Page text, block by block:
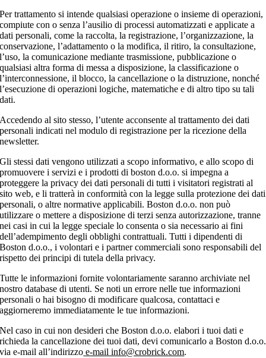
Per trattamento si intende qualsiasi operazione o insieme di operazioni,
compiute con o senza l’ausilio di processi automatizzati e applicate a
dati personali, come la raccolta, la registrazione, l’organizzazione, la
conservazione, l’adattamento o la modifica, il ritiro, la consultazione,
l’uso, la comunicazione mediante trasmissione, pubblicazione o
qualsiasi altra forma di messa a disposizione, la classificazione o
l’interconnessione, il blocco, la cancellazione o la distruzione, nonché
l’esecuzione di operazioni logiche, matematiche e di altro tipo su tali
dati.
Accedendo al sito stesso, l’utente acconsente al trattamento dei dati
personali indicati nel modulo di registrazione per la ricezione della
newsletter.
Gli stessi dati vengono utilizzati a scopo informativo, e allo scopo di
promuovere i servizi e i prodotti di boston d.o.o. si impegna a
proteggere la privacy dei dati personali di tutti i visitatori registrati al
sito web, e li tratterà in conformità con la legge sulla protezione dei dati
personali, o altre normative applicabili. Boston d.o.o. non può
utilizzare o mettere a disposizione di terzi senza autorizzazione, tranne
nei casi in cui la legge speciale lo consenta o sia necessario ai fini
dell’adempimento degli obblighi contrattuali. Tutti i dipendenti di
Boston d.o.o., i volontari e i partner commerciali sono responsabili del
rispetto dei principi di tutela della privacy.
Tutte le informazioni fornite volontariamente saranno archiviate nel
nostro database di utenti. Se noti un errore nelle tue informazioni
personali o hai bisogno di modificare qualcosa, contattaci e
aggiorneremo immediatamente le tue informazioni.
Nel caso in cui non desideri che Boston d.o.o. elabori i tuoi dati e
richieda la cancellazione dei tuoi dati, devi comunicarlo a Boston d.o.o.
via e-mail all’indirizzo e-mail info@crobrick.com.